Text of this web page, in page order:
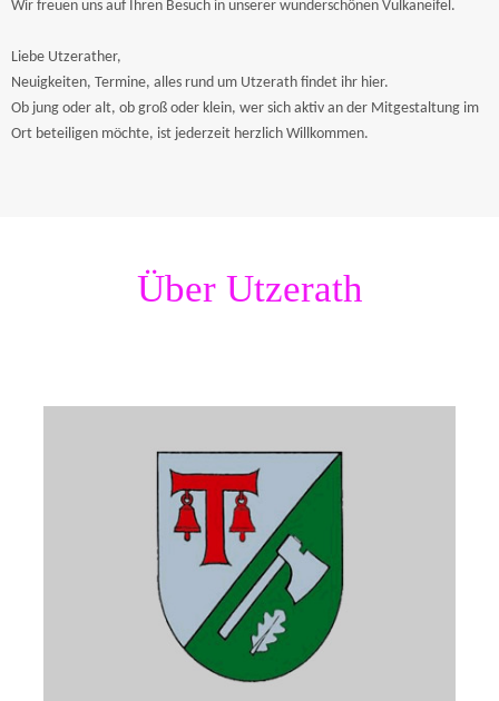
Wir freuen uns auf Ihren Besuch in unserer wunderschönen Vulkaneifel.
Liebe Utzerather,
Neuigkeiten, Termine, alles rund um Utzerath findet ihr hier.
Ob jung oder alt, ob groß oder klein, wer sich aktiv an der Mitgestaltung im
Ort beteiligen möchte, ist jederzeit herzlich Willkommen.
Über Utzerath